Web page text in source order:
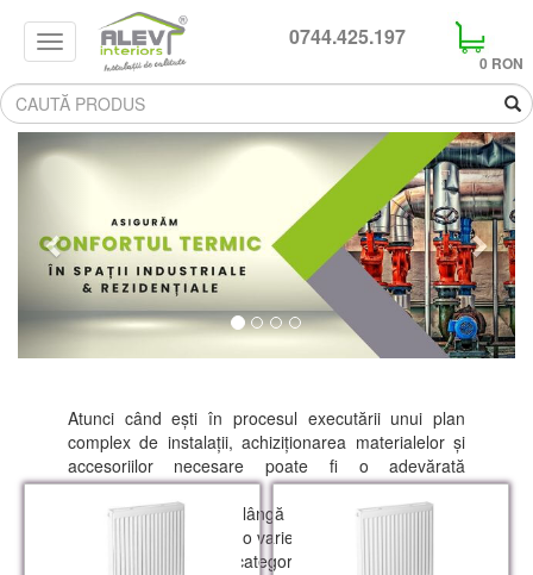
0744.425.197
0 RON
Search
Previous Next
Atunci când ești în procesul executării unui plan
complex de instalații, achiziționarea materialelor și
accesoriilor necesare poate fi o adevărată
provocare.
La Alev Interiors, pe lângă serviciile complete pe
care le oferim, vei găsi o varietate de echipamente și
accesorii, în diferite categorii, aferente proiectului